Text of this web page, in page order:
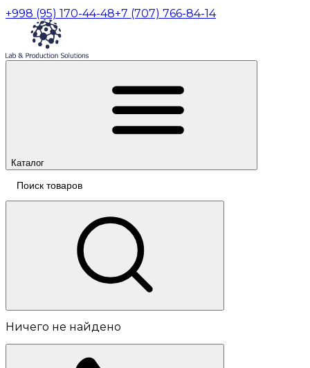
+998 (95) 170-44-48+7 (707) 766-84-14
Каталог
Ничего не найдено